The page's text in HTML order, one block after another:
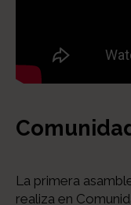
La primera
realiza en